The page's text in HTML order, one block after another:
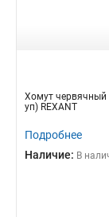
Хомут
уп) REXANT
Подробнее
Наличие: В